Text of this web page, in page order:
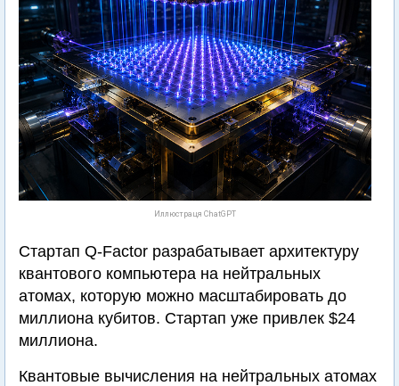
Иллюстраця ChatGPT
Стартап Q-Factor разрабатывает архитектуру
квантового компьютера на нейтральных
атомах, которую можно масштабировать до
миллиона кубитов. Стартап уже привлек $24
миллиона.
Квантовые вычисления на нейтральных атомах